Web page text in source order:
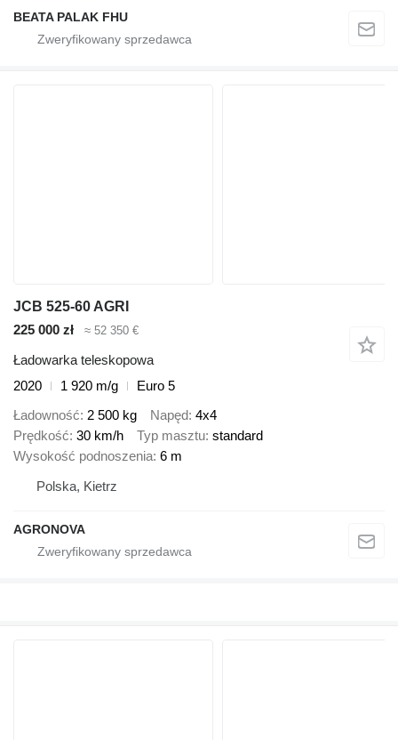
BEATA PALAK FHU
JCB 525-60 AGRI
225 000 zł
≈ 52 350 €
Ładowarka teleskopowa
2020
1 920 m/g
Euro 5
Ładowność 2 500 kg Napęd 4x4
Prędkość 30 km/h Typ masztu standard
Wysokość podnoszenia 6 m
Polska, Kietrz
AGRONOVA